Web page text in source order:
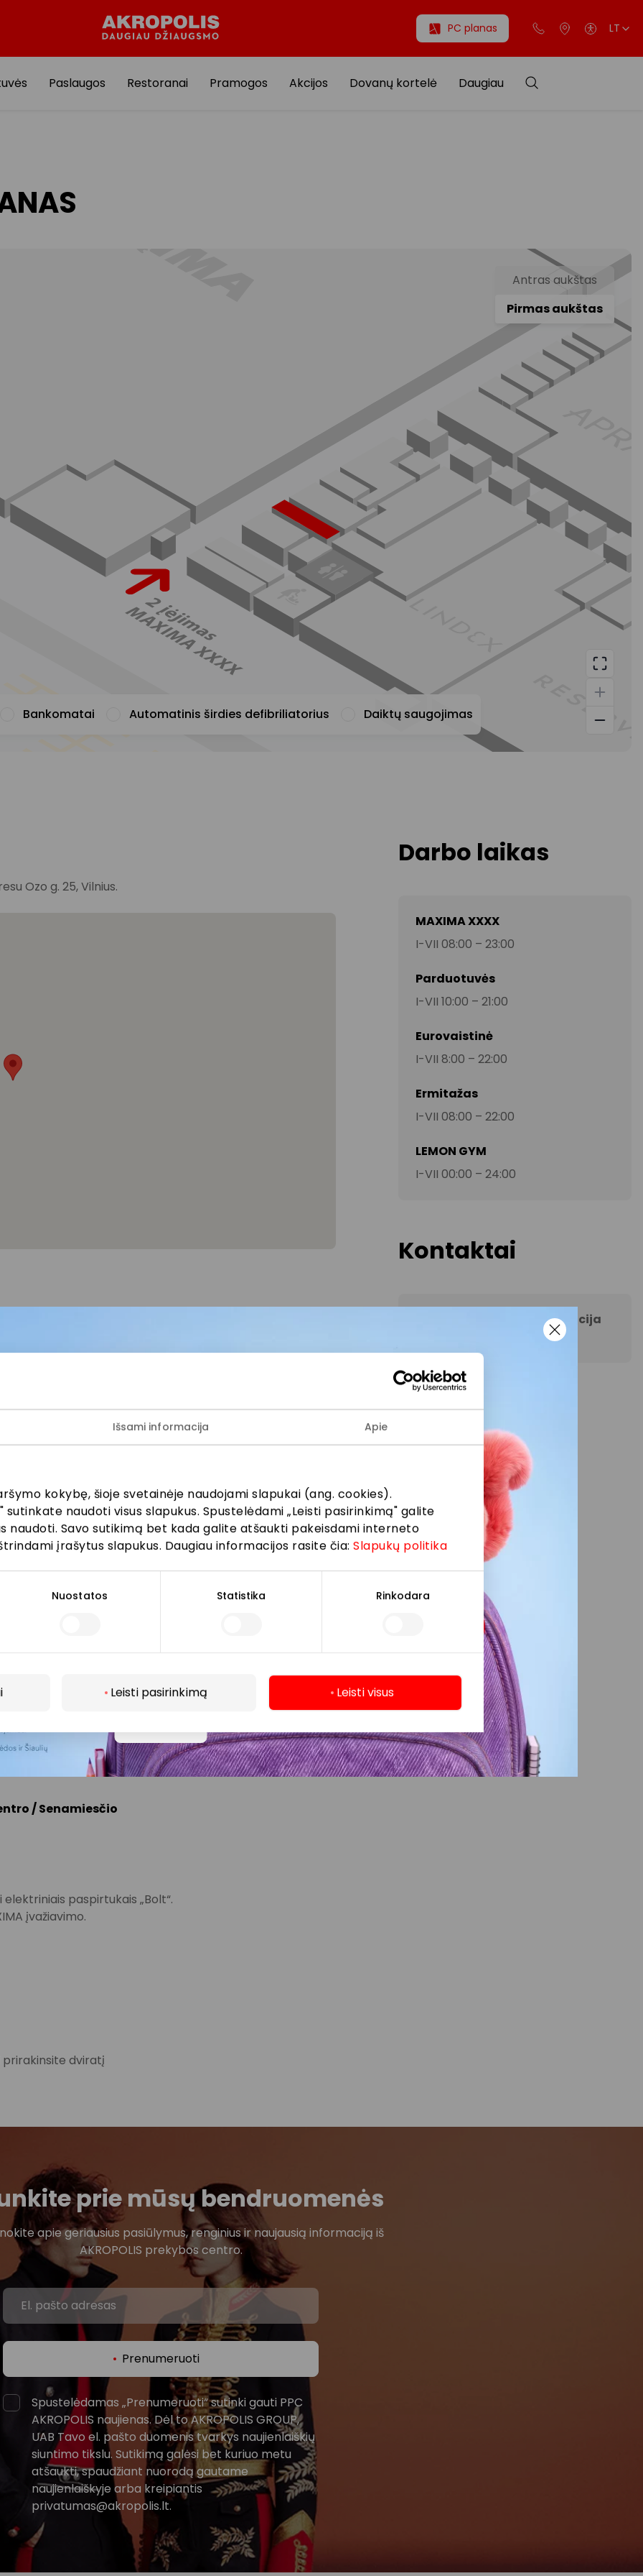
Išsami informacija Apie
kokybę, šioje svetainėje naudojami slapukai (ang. cookies).
sutinkate naudoti visus slapukus. Spustelėdami „Leisti pasirinkimą" galite
naudoti. Savo sutikimą bet kada galite atšaukti pakeisdami interneto
įrašytus slapukus. Daugiau informacijos rasite čia:Slapukų politika
Nuostatos Statistika Rinkodara
Leisti pasirinkimą Leisti visus
PC planas LT
Paslaugos Restoranai Pramogos Akcijos Dovanų kortelė Daugiau
Bankomatai Automatinis širdies defibriliatorius Daiktų saugojimas
Ozo g. 25, Vilnius.
centro atvyksite per maždaug 10–15 minučių.
šeimoms, 4 vietos senjorams
ne ilgiau kaip 24 valandas.
žaidimų aikštelė.
stotelėje „Šeškinės kalvos“:
arena“, kur stoja autobusai 1G, 26, 34, 49, 5G, 7 ir
/ Senamiesčio
paspirtukais „Bolt“.
įvažiavimo.
prirakinsite dviratį
Darbo laikas
MAXIMA XXXX
I-VII 08:00 – 23:00
Parduotuvės
I-VII 10:00 – 21:00
Eurovaistinė
I-VII 8:00 – 22:00
Ermitažas
I-VII 08:00 – 22:00
LEMON GYM
I-VII 00:00 – 24:00
Kontaktai
AKROPOLIS Vilnius informacija
prie mūsų bendruomenės
apie geriausius pasiūlymus, renginius ir naujausią informaciją iš
AKROPOLIS prekybos centro.
Prenumeruoti
Spustelėdamas „Prenumeruoti“ sutinki gauti PPC
AKROPOLIS naujienas. Dėl to AKROPOLIS GROUP,
UAB Tavo el. pašto duomenis tvarkys naujienlaiškių
siuntimo tikslu. Sutikimą galėsi bet kuriuo metu
atšaukti, spaudžiant nuorodą gautame
naujienlaiškyje arba kreipiantis
privatumas@akropolis.lt.